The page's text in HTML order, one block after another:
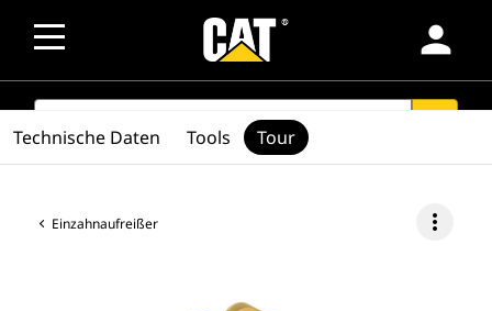
person
SEARCH
Einzahnaufreißer more_vert
Technische Daten Tools Tour